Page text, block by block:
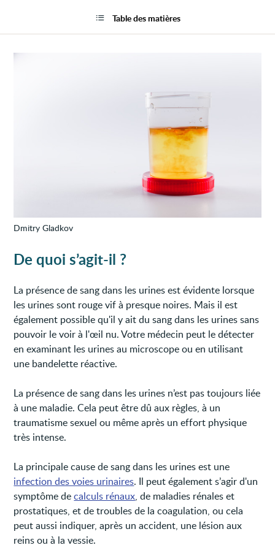
urines
Dmitry Gladkov
De quoi s’agit-il ?
La présence de sang dans les urines est évidente lorsque
les urines sont rouge vif à presque noires. Mais il est
également possible qu'il y ait du sang dans les urines sans
pouvoir le voir à l'œil nu. Votre médecin peut le détecter
en examinant les urines au microscope ou en utilisant
une bandelette réactive.
La présence de sang dans les urines n’est pas toujours liée
à une maladie. Cela peut être dû aux règles, à un
traumatisme sexuel ou même après un effort physique
très intense.
La principale cause de sang dans les urines est une
infection des voies urinaires. Il peut également s’agir d'un
symptôme decalculs rénaux, de maladies rénales et
prostatiques, et de troubles de la coagulation, ou cela
peut aussi indiquer, après un accident, une lésion aux
reins ou à la vessie.
Table des matières